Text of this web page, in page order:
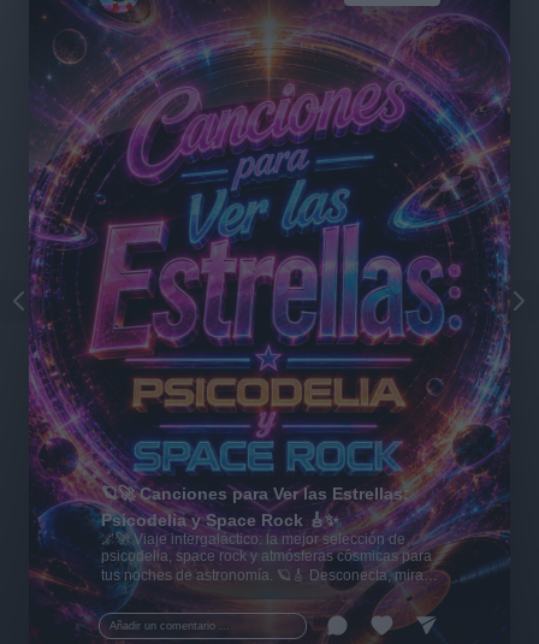
Añadir un comentario ...
🪐🚀 Canciones para Ver las Estrellas:
Psicodelia y Space Rock 🎸✨
🌌🚀 Viaje intergaláctico: la mejor selección de
psicodelia, space rock y atmósferas cósmicas para
tus noches de astronomía. 🪐🎸 Desconecta, mira
al firmamento y siente la gravedad cero. 💾 ¡Guarda
esta colección para tu próxima noche estrellada!
✨⭐